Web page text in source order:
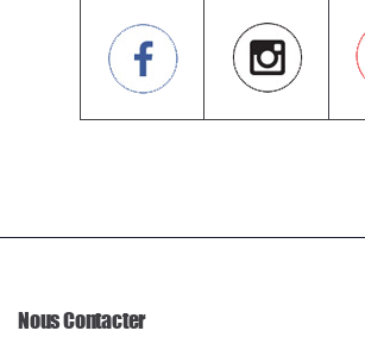
Nous Contacter